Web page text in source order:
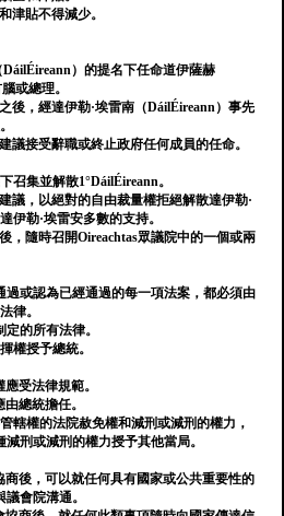
津貼不得減少。
DáilÉireann）的提名下任命道伊薩赫
或總理。
後，經達伊勒·埃雷南（DáilÉireann）事先
議接受辭職或終止政府任何成員的任命。
召集並解散1°DáilÉireann。
議，以絕對的自由裁量權拒絕解散達伊勒·
伊勒·埃雷安多數的支持。
，隨時召開Oireachtas眾議院中的一個或兩
過或認為已經通過的每一項法案，都必須由
律。
的所有法律。
權授予總統。
受法律規範。
總統擔任。
轄權的法院赦免權和減刑或減刑的權力，
刑或減刑的權力授予其他當局。
商後，可以就任何具有國家或公共重要性的
會院溝通。